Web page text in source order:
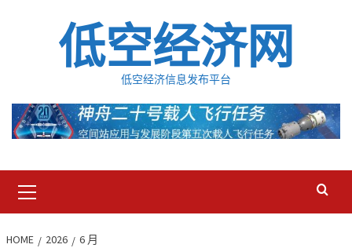
低空经济网
低空经济信息发布平台
Menu
HOME 2026 6 月